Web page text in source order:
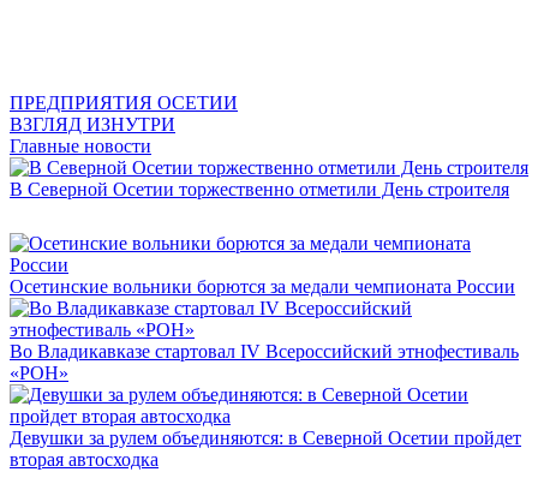
ПРЕДПРИЯТИЯ ОСЕТИИ
ВЗГЛЯД ИЗНУТРИ
Главные новости
В Северной Осетии торжественно отметили День строителя
Осетинские вольники борются за медали чемпионата России
Во Владикавказе стартовал IV Всероссийский этнофестиваль
«РОН»
Девушки за рулем объединяются: в Северной Осетии пройдет
вторая автосходка